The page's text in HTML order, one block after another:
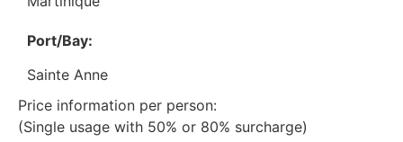
Port/Bay:
Sainte Anne
Price information per person:
(Single usage with 50% or 80% surcharge)